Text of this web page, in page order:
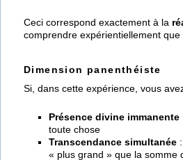
Ceci correspond exactement à la
comprendre expérientiellement que
Dimension panenthéiste
Si, dans cette expérience, vous
Présence divine immanente
toute chose
Transcendance simultanée:
« plus grand » que la somme